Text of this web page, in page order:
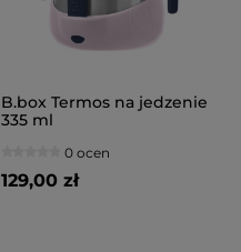
B.box Termos na jedzenie
335 ml
0 ocen
129,00 zł